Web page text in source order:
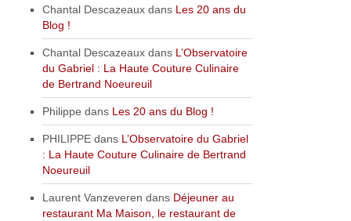
Chantal Descazeaux dans Les 20 ans du
Blog !
Chantal Descazeaux dans L’Observatoire
du Gabriel : La Haute Couture Culinaire
de Bertrand Noeureuil
Philippe dans Les 20 ans du Blog !
PHILIPPE dans L’Observatoire du Gabriel
: La Haute Couture Culinaire de Bertrand
Noeureuil
Laurent Vanzeveren dans Déjeuner au
restaurant Ma Maison, le restaurant de